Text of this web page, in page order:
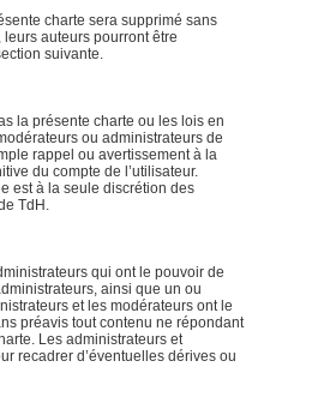
charte sera supprimé sans
auteurs pourront être
suivante.
la présente charte ou les lois en
ou administrateurs de
rappel ou avertissement à la
du compte de l’utilisateur.
est à la seule discrétion des
TdH.
qui ont le pouvoir de
ainsi que un ou
et les modérateurs ont le
préavis tout contenu ne répondant
Les administrateurs et
recadrer d’éventuelles dérives ou